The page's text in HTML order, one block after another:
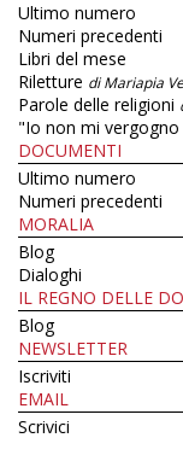
Ultimo numero
Numeri precedenti
Libri del mese
Riletture di Mariapia
Parole delle religioni
"Io non mi vergogno
DOCUMENTI
Ultimo numero
Numeri precedenti
MORALIA
Blog
Dialoghi
IL REGNO DELLE
Blog
NEWSLETTER
Iscriviti
EMAIL
Scrivici